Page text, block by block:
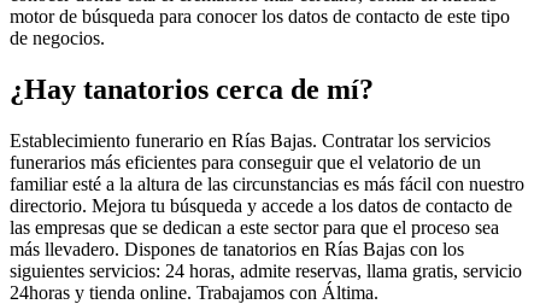
motor de búsqueda para conocer los datos de contacto de este tipo
de negocios.
¿Hay tanatorios cerca de mí?
Establecimiento funerario en Rías Bajas. Contratar los servicios
funerarios más eficientes para conseguir que el velatorio de un
familiar esté a la altura de las circunstancias es más fácil con nuestro
directorio. Mejora tu búsqueda y accede a los datos de contacto de
las empresas que se dedican a este sector para que el proceso sea
más llevadero. Dispones de tanatorios en Rías Bajas con los
siguientes servicios: 24 horas, admite reservas, llama gratis, servicio
24horas y tienda online. Trabajamos con Áltima.